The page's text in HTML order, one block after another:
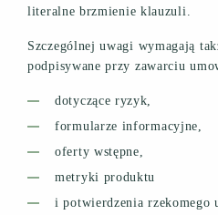
literalne brzmienie klauzuli.
Szczególnej uwagi wymagają
podpisywane przy zawarciu
dotyczące ryzyk,
formularze informacyjne,
oferty wstępne,
metryki produktu
i potwierdzenia rzekomego